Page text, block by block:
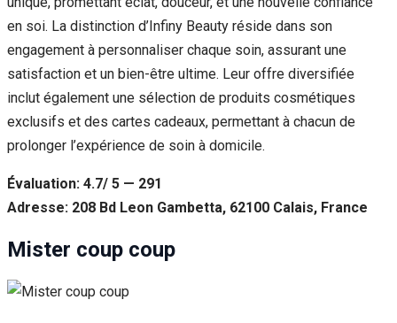
en soi. La distinction d’Infiny Beauty réside dans son
engagement à personnaliser chaque soin, assurant une
satisfaction et un bien-être ultime. Leur offre diversifiée
inclut également une sélection de produits cosmétiques
exclusifs et des cartes cadeaux, permettant à chacun de
prolonger l’expérience de soin à domicile.
Évaluation: 4.7/ 5 — 291
Adresse: 208 Bd Leon Gambetta, 62100 Calais, France
Mister coup coup